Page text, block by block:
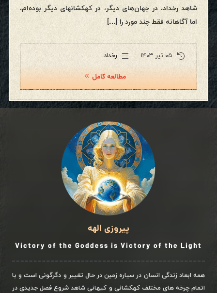
شاهد رخداد، در جهان‌های دیگر، در کهکشانهای دیگر بوده‌ام،
اما آگاهانه فقط چند مورد را […]
۰۵ تیر ۱۴۰۳ رخداد
مطالعه کامل
پیروزی الهه
Victory of the Goddess is Victory of the Light
همه ابعاد زندگی انسان در سیاره زمین در حال تغییر و دگرگونی است و با
اتمام چرخه های مختلف کهکشانی و کیهانی شاهد شروع فصل جدیدی در